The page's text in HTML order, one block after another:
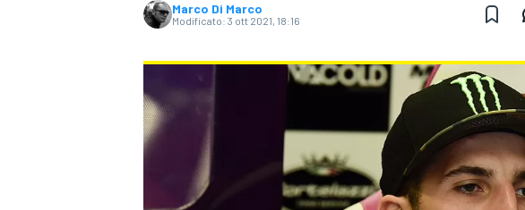
WRC
Marco Di Marco
Modificato: 3 ott 2021, 18:16